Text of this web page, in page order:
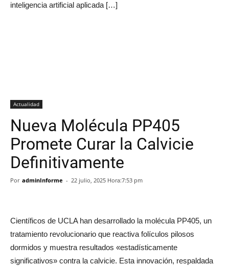
inteligencia artificial aplicada […]
Actualidad
Nueva Molécula PP405
Promete Curar la Calvicie
Definitivamente
Por adminInforme - 22 julio, 2025 Hora:7:53 pm
Científicos de UCLA han desarrollado la molécula PP405, un
tratamiento revolucionario que reactiva folículos pilosos
dormidos y muestra resultados «estadísticamente
significativos» contra la calvicie. Esta innovación, respaldada